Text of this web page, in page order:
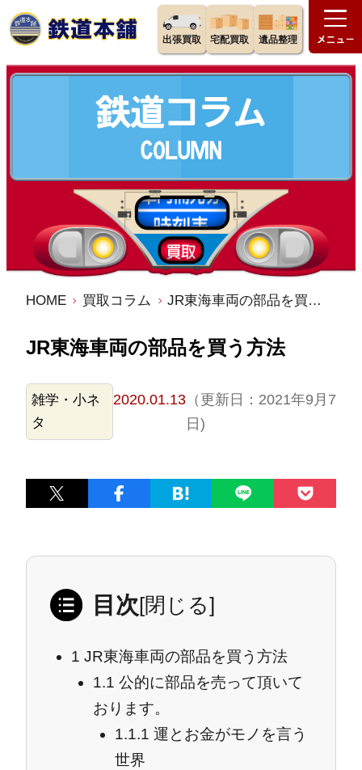
出張買取 宅配買取 遺品整理
HOME 買取コラム JR東海車両の部品を買う方法
JR東海車両の部品を買う方法
雑学・小ネ
タ
2020.01.13（更新日：2021年9月7
日)
目次[閉じる]
1 JR東海車両の部品を買う方法
1.1 公的に部品を売って頂いて
おります。
1.1.1 運とお金がモノを言う
世界